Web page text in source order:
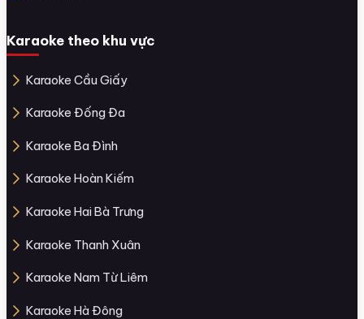
Karaoke theo khu vực
Karaoke Cầu Giấy
Karaoke Đống Đa
Karaoke Ba Đình
Karaoke Hoàn Kiếm
Karaoke Hai Bà Trưng
Karaoke Thanh Xuân
Karaoke Nam Từ Liêm
Karaoke Hà Đông